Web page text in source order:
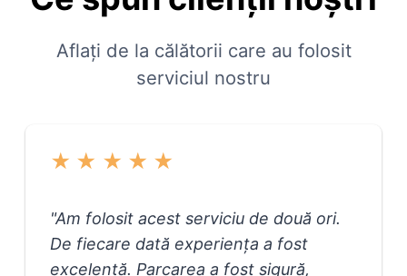
Aflați de la călătorii care au folosit
serviciul nostru
★ ★ ★ ★ ★
"Am folosit acest serviciu de două ori.
De fiecare dată experiența a fost
excelentă. Parcarea a fost sigură,